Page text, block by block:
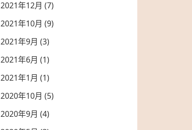
2021年12月 (7)
2021年10月 (9)
2021年9月 (3)
2021年6月 (1)
2021年1月 (1)
2020年10月 (5)
2020年9月 (4)